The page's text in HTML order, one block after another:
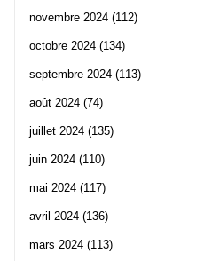
novembre 2024 (112)
octobre 2024 (134)
septembre 2024 (113)
août 2024 (74)
juillet 2024 (135)
juin 2024 (110)
mai 2024 (117)
avril 2024 (136)
mars 2024 (113)